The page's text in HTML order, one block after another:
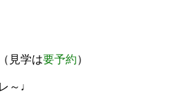
見学は要予約）
～♩